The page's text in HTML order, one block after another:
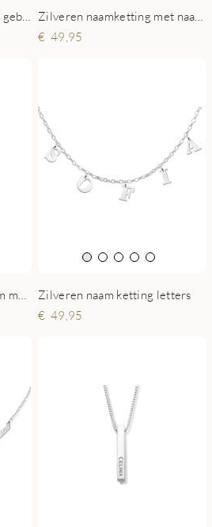
49,95
Zilveren naam ketting letters
49,95